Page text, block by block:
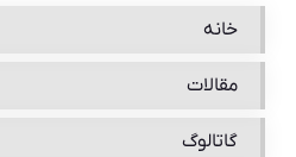
خانه
مقالات
گاتالوگ